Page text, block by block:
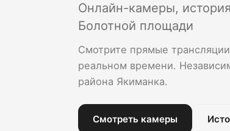
Онлайн-камеры,
Болотной площади
Смотрите прямые
реальном времени.
района Якиманка.
Смотреть камеры